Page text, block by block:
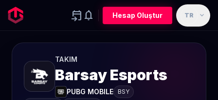
event_upcoming notifications Hesap Oluştur TR expand_more
TAKIM
Barsay Esports
PUBG MOBILE BSY